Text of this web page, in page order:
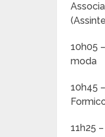
10h05
moda
10h45
11h25